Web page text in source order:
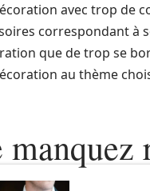
avec trop de
correspondant à
que de trop se
au thème
manquez